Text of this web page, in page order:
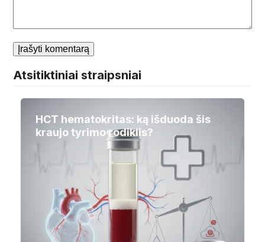
Atsitiktiniai straipsniai
HCT hematokritas: ką išduoda šis
kraujo tyrimo rodiklis?